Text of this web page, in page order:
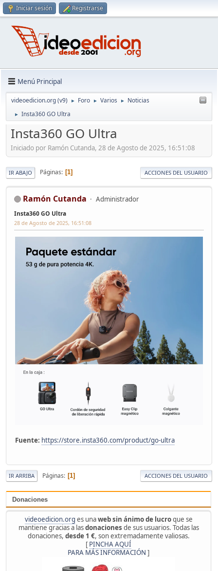
Iniciar sesión Registrarse
Menú Principal
videoedicion.org (v9) ► Foro ► Varios ► Noticias
► Insta360 GO Ultra
Donaciones
videoedicion.org es unaweb sin ánimo de lucroque se
mantiene gracias a lasdonaciones de sus usuarios. Todas las
donaciones, desde 1 €, son extremadamente valiosas.
[ PINCHA AQUÍ
PARA MÁS INFORMACIÓN ]
Insta360 GO Ultra
Iniciado por Ramón Cutanda, 28 de Agosto de 2025, 16:51:08
IR ABAJO Páginas 1 ACCIONES DEL USUARIO
Ramón Cutanda Administrador
Insta360 GO Ultra
28 de Agosto de 2025, 16:51:08
Fuente: https://store.insta360.com/product/go-ultra
IR ARRIBA Páginas 1 ACCIONES DEL USUARIO